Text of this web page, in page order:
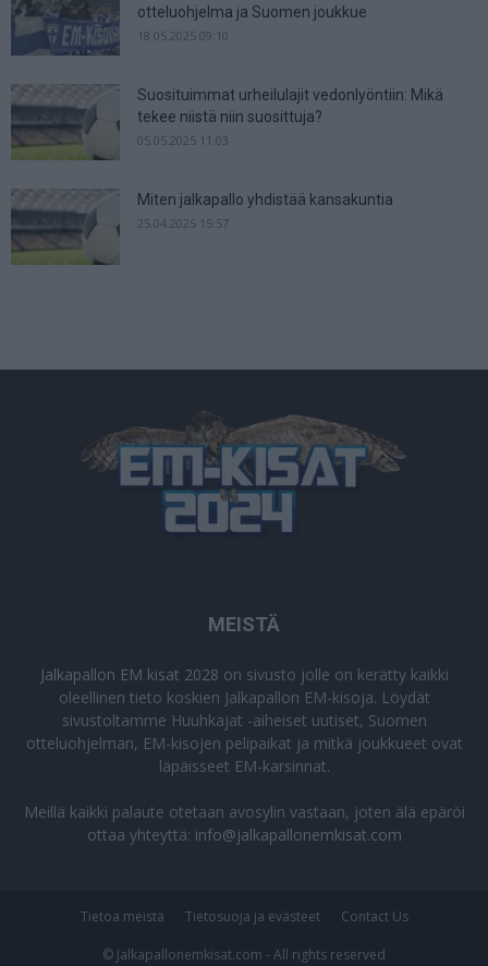
otteluohjelma ja Suomen joukkue
18.05.2025 09:10
Suosituimmat urheilulajit vedonlyöntiin: Mikä
tekee niistä niin suosittuja?
05.05.2025 11:03
Miten jalkapallo yhdistää kansakuntia
25.04.2025 15:57
MEISTÄ
Jalkapallon EM kisat 2028 on sivusto jolle on kerätty kaikki
oleellinen tieto koskien Jalkapallon EM-kisoja. Löydät
sivustoltamme Huuhkajat -aiheiset uutiset, Suomen
otteluohjelman, EM-kisojen pelipaikat ja mitkä joukkueet ovat
läpäisseet EM-karsinnat.
Meillä kaikki palaute otetaan avosylin vastaan, joten älä epäröi
ottaa yhteyttä: info@jalkapallonemkisat.com
Tietoa meistä Tietosuoja ja evästeet Contact Us
© Jalkapallonemkisat.com - All rights reserved